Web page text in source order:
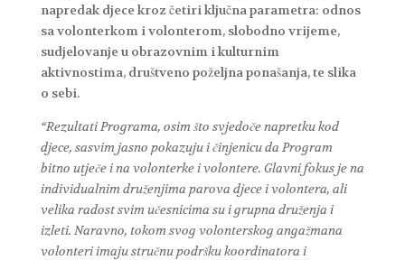
napredak djece kroz četiri ključna parametra: odnos
sa volonterkom i volonterom, slobodno vrijeme,
sudjelovanje u obrazovnim i kulturnim
aktivnostima, društveno poželjna ponašanja, te slika
o sebi.
“Rezultati Programa, osim što svjedoče napretku kod
djece, sasvim jasno pokazuju i činjenicu da Program
bitno utječe i na volonterke i volontere. Glavni fokus je na
individualnim druženjima parova djece i volontera, ali
velika radost svim učesnicima su i grupna druženja i
izleti. Naravno, tokom svog volonterskog angažmana
volonteri imaju stručnu podršku koordinatora i